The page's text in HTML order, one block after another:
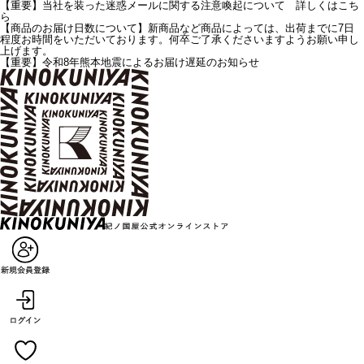
【重要】当社を装った迷惑メールに関する注意喚起について 詳しくはこち
ら
【商品のお届け日数について】新商品など商品によっては、出荷までに7日
程度お時間をいただいております。何卒ご了承くださいますようお願い申し
上げます。
【重要】令和8年熊本地震によるお届け遅延のお知らせ